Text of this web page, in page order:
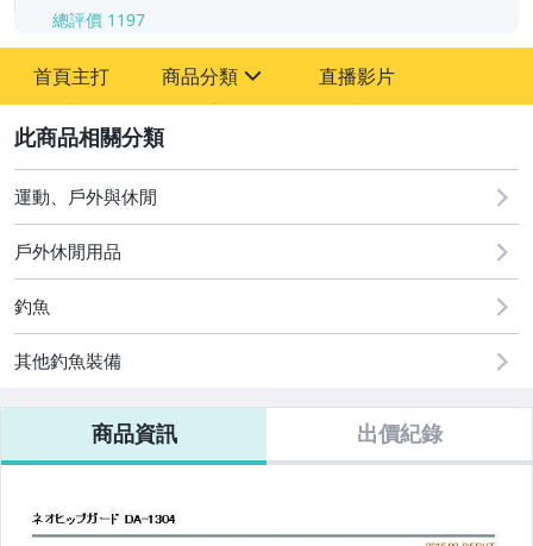
總評價 1197
首頁主打 商品分類
運動、戶外與休閒
直播影片
運動、戶外與休閒
戶外休閒用品
釣魚
其他釣魚裝備
商品資訊 出價紀錄